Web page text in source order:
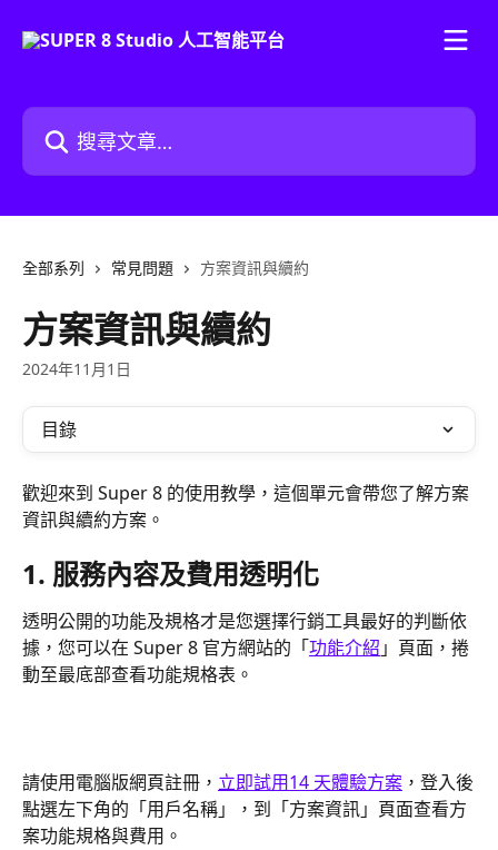
搜尋文章…
全部系列 常見問題 方案資訊與續約
方案資訊與續約
2024年11月1日
目錄
歡迎來到 Super 8 的使用教學，這個單元會帶您了解方案
資訊與續約方案。
1. 服務內容及費用透明化
透明公開的功能及規格才是您選擇行銷工具最好的判斷依
據，您可以在 Super 8 官方網站的「功能介紹 」頁面，捲
動至最底部查看功能規格表。
請使用電腦版網頁註冊， 立即試用14 天體驗方案 ，登入後
點選左下角的「用戶名稱」，到「方案資訊」頁面查看方
案功能規格與費用。